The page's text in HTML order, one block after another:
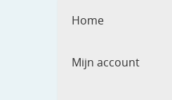
Home
Mijn account